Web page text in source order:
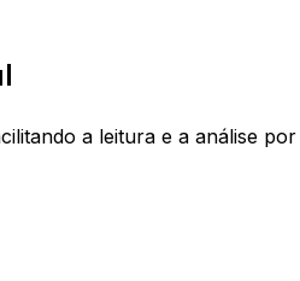
a leitura e a análise por